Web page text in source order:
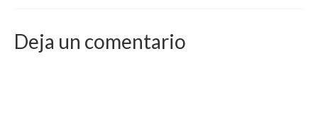
Deja un comentario